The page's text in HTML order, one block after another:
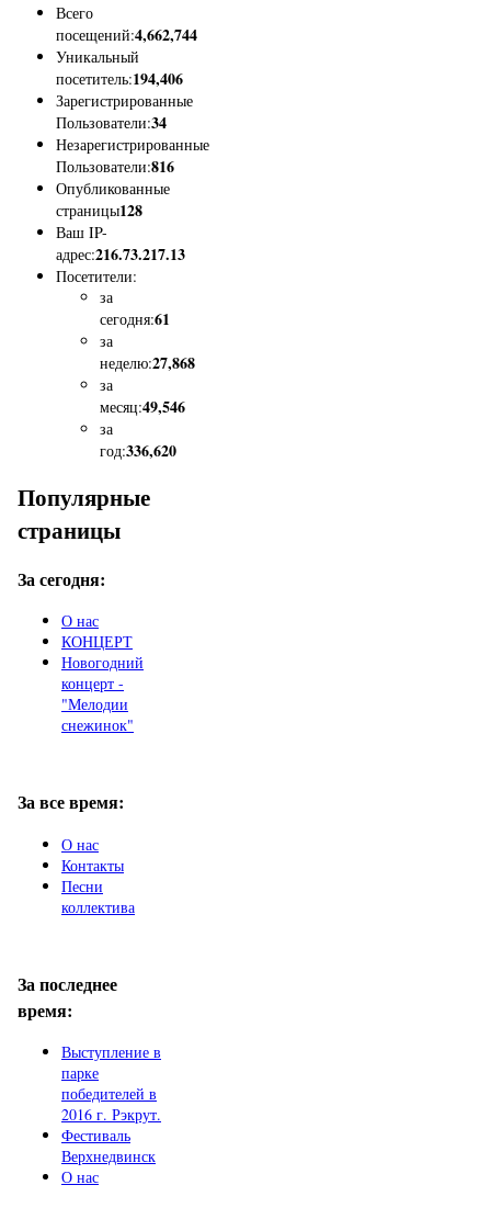
Всего
посещений:4,662,744
Уникальный
посетитель:194,406
Зарегистрированные
Пользователи:34
Незарегистрированные
Пользователи:816
Опубликованные
страницы128
Ваш IP-
адрес:216.73.217.13
Посетители:
за
сегодня:61
за
неделю:27,868
за
месяц:49,546
за
год:336,620
Популярные
страницы
За сегодня:
О нас
КОНЦЕРТ
Новогодний
концерт -
"Мелодии
снежинок"
За все время:
О нас
Контакты
Песни
коллектива
За последнее
время:
Выступление в
парке
победителей в
2016 г. Рэкрут.
Фестиваль
Верхнедвинск
О нас